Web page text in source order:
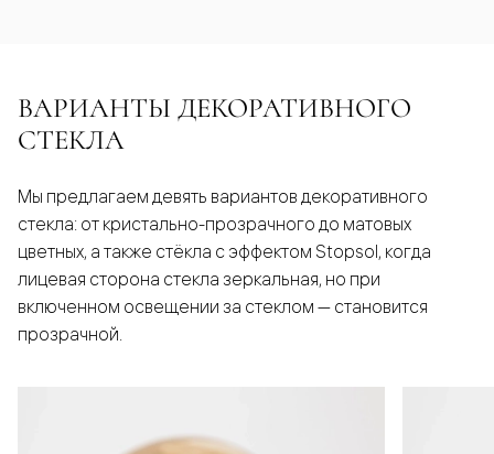
ВАРИАНТЫ ДЕКОРАТИВНОГО
СТЕКЛА
Мы предлагаем девять вариантов декоративного
стекла: от кристально-прозрачного до матовых
цветных, а также стёкла с эффектом Stopsol, когда
лицевая сторона стекла зеркальная, но при
включенном освещении за стеклом — становится
прозрачной.